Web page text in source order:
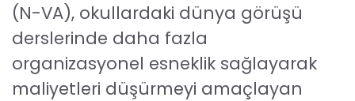
(N-VA), okullardaki dünya görüşü
derslerinde daha fazla
organizasyonel esneklik sağlayarak
maliyetleri düşürmeyi amaçlayan